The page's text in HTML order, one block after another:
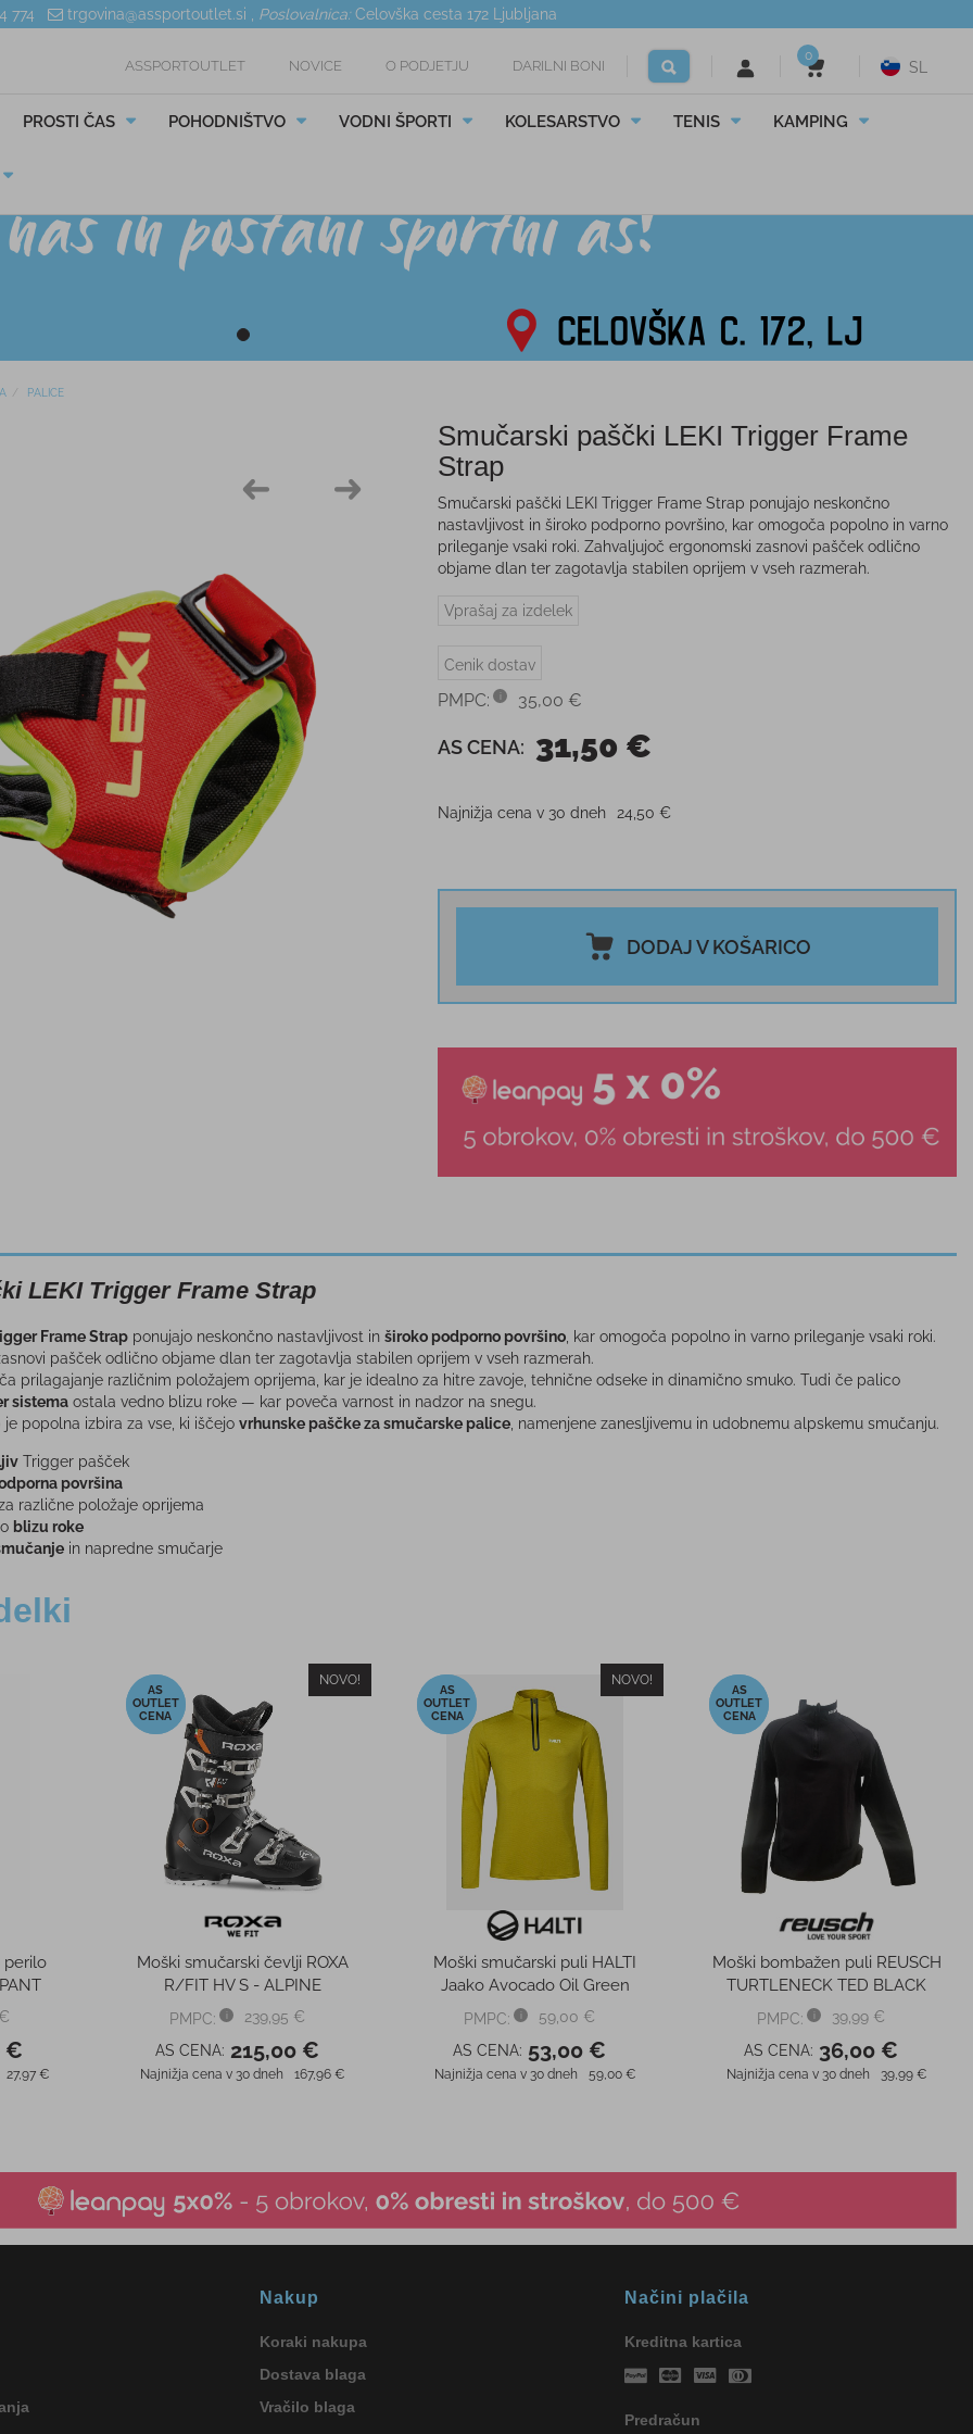
774 trgovina@assportoutlet.si Poslovalnica: Celovška cesta 172Ljubljana
ASSPORTOUTLET NOVICE O PODJETJU DARILNI BONI
0
SL
PROSTI ČAS POHODNIŠTVO VODNI ŠPORTI KOLESARSTVO TENIS KAMPING
PALICE
Smučarski paščki LEKI Trigger Frame
Strap
Smučarski paščki LEKI Trigger Frame Strap ponujajo neskončno
nastavljivost in široko podporno površino, kar omogoča popolno in varno
prileganje vsaki roki. Zahvaljujoč ergonomski zasnovi pašček odlično
objame dlan ter zagotavlja stabilen oprijem v vseh razmerah.
Vprašaj za izdelek
Cenik dostav
PMPC: 35,00 €
AS CENA: 31,50 €
Najnižja cena v 30 dneh 24,50 €
DODAJ V KOŠARICO
LEKI Trigger Frame Strap
Frame Strapponujajo neskončno nastavljivost in široko podporno površino, kar omogoča popolno in varno prileganje vsaki roki.
pašček odlično objame dlan ter zagotavlja stabilen oprijem v vseh razmerah.
prilagajanje različnim položajem oprijema, kar je idealno za hitre zavoje, tehnične odseke in dinamično smuko. Tudi če palico
sistemaostala vedno blizu roke — kar poveča varnost in nadzor na snegu.
je popolna izbira za vse, ki iščejo vrhunske paščke za smučarske palice, namenjene zanesljivemu in udobnemu alpskemu smučanju.
Trigger pašček
površina
različne položaje oprijema
blizu roke
in napredne smučarje
€
-41%
Moške smučarske hlače AULP
VEPUR črne
PMPC:
109,90 €
AS CENA: 65,00 €
Najnižja cena v 30 dneh
-35%
Ženske smuči ELAN
PRIMETIME N°3 W 25/26
PMPC:
649,95 €
AS CENA:
422,00 €
Najnižja cena v 30 dneh 454,96 €
-50%
Testne smuči ELAN ELEMENT
74 RS W LS EL 9.0 2024/2025
PMPC:
449,95 €
AS CENA:
224,00 €
Najnižja cena v 30 dneh 449,95 €
Nakup
Koraki nakupa
Dostava blaga
Vračilo blaga
Načini plačila
Kreditna kartica
Predračun